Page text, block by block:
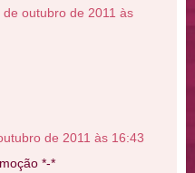
de outubro de 2011 às
de 2011 às 16:43
*-*